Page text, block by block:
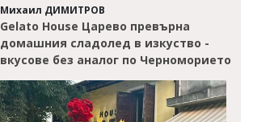
Михаил ДИМИТРОВ
Gelato House Царево превърна
домашния сладолед в изкуство -
вкусове без аналог по Черноморието